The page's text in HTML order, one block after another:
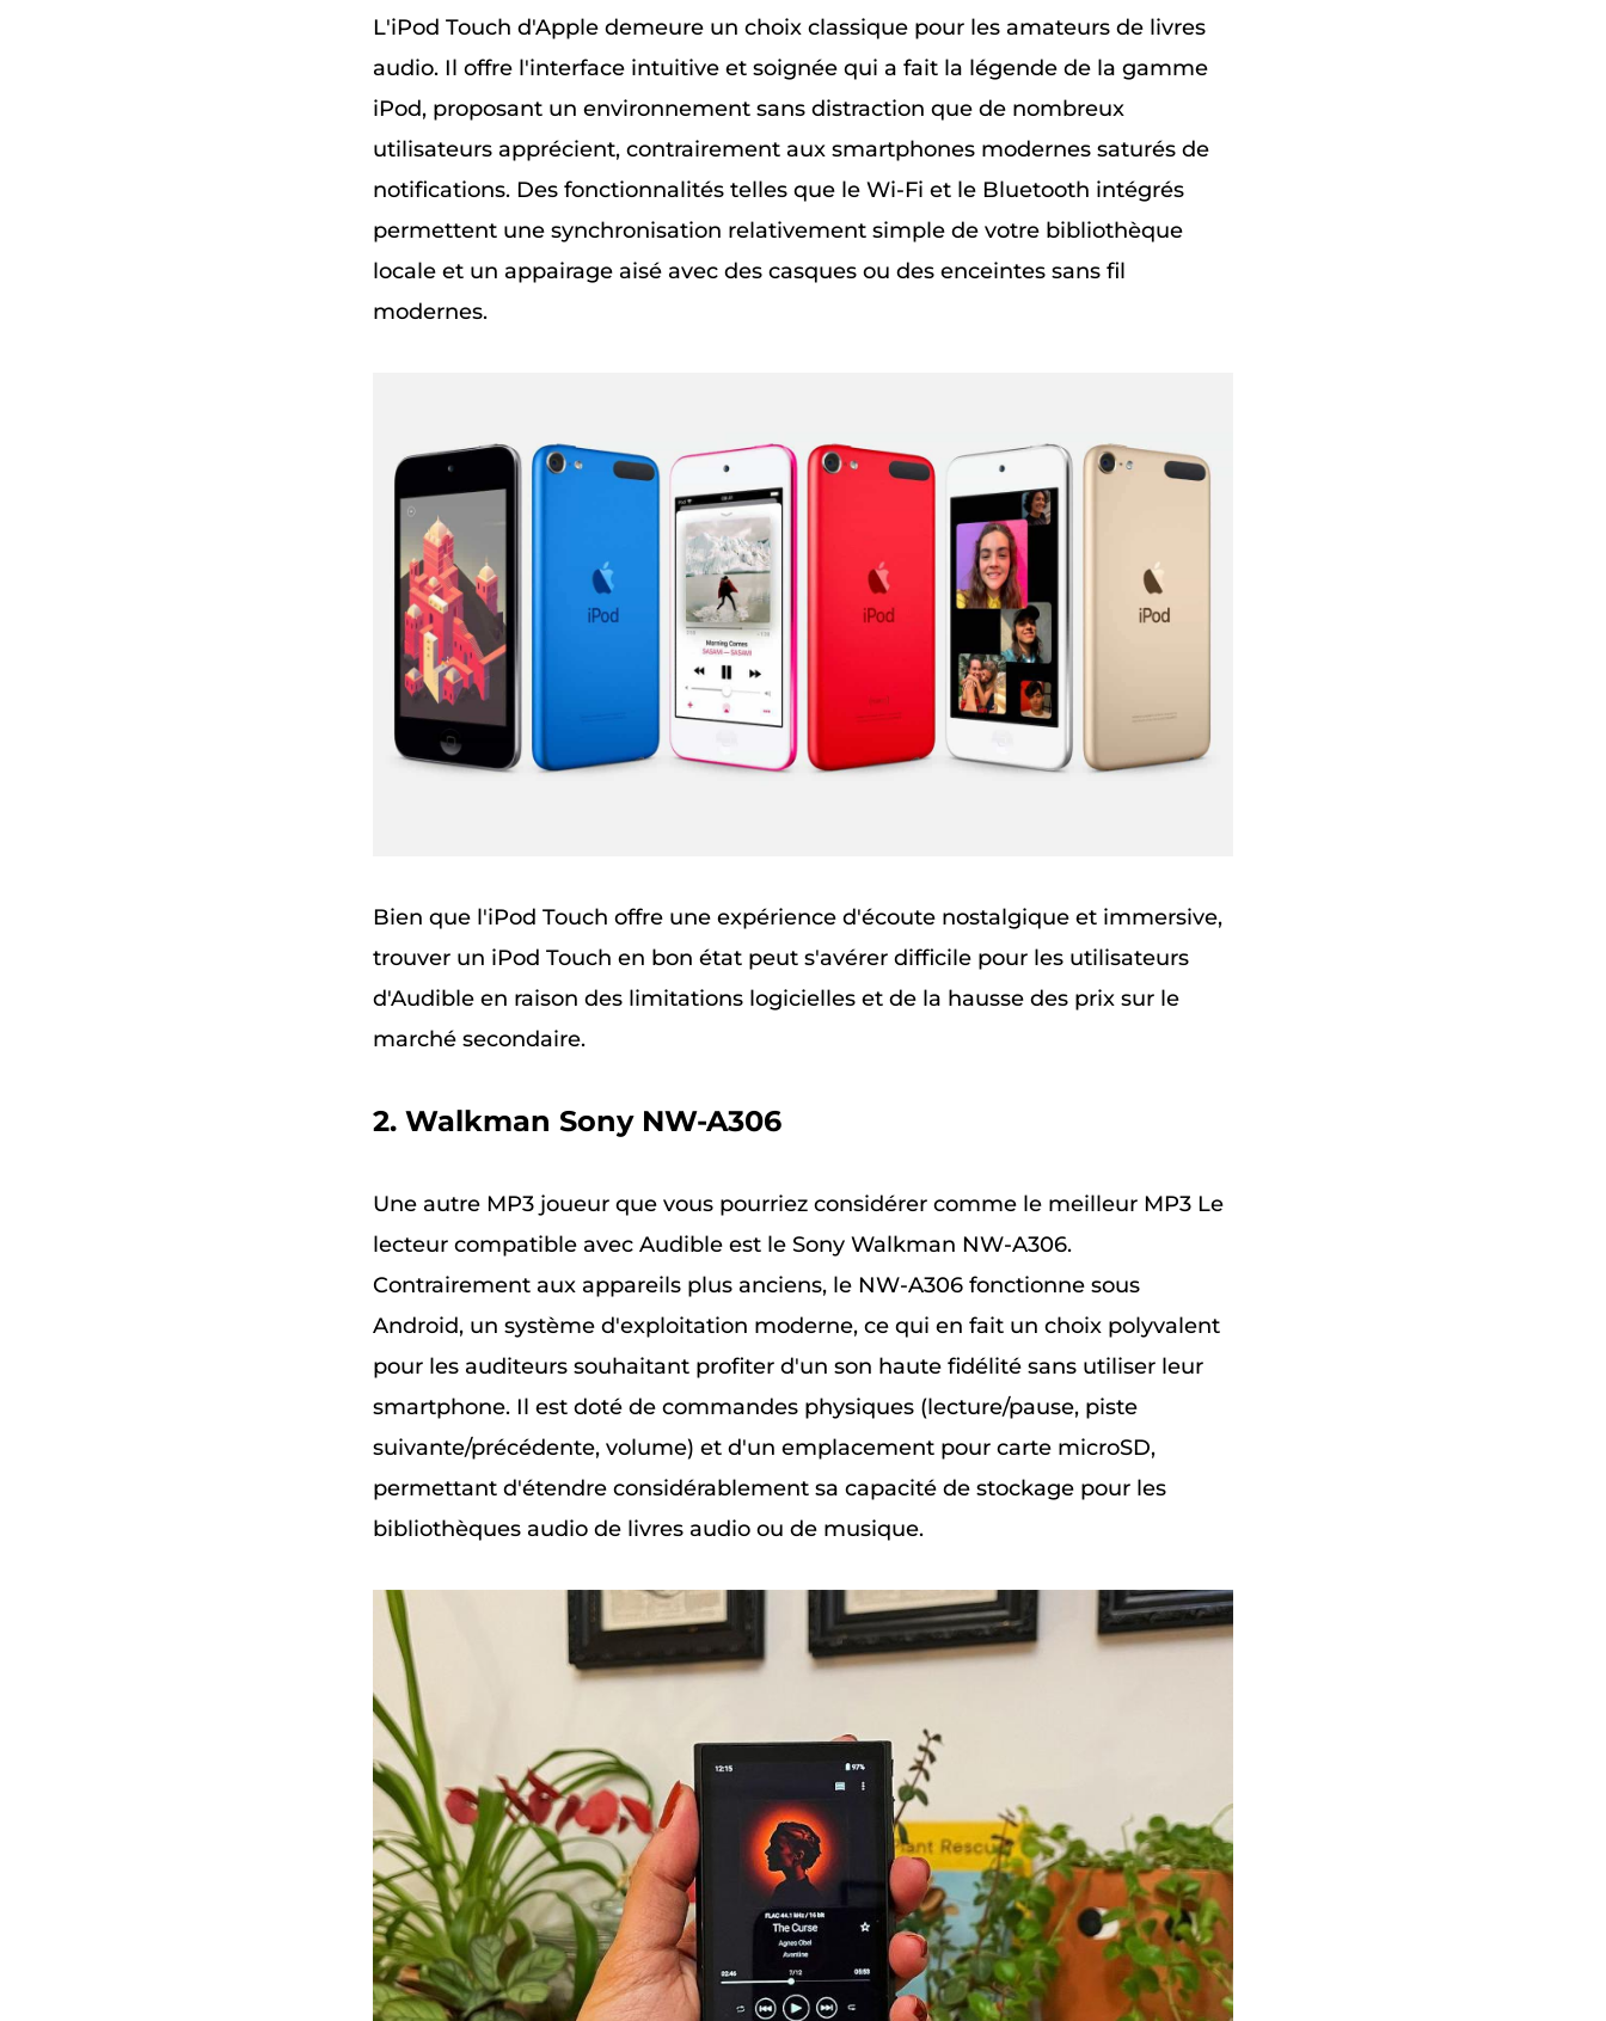
L'iPod Touch d'Apple demeure un choix classique pour les amateurs de livres
audio. Il offre l'interface intuitive et soignée qui a fait la légende de la gamme
iPod, proposant un environnement sans distraction que de nombreux
utilisateurs apprécient, contrairement aux smartphones modernes saturés de
notifications. Des fonctionnalités telles que le Wi-Fi et le Bluetooth intégrés
permettent une synchronisation relativement simple de votre bibliothèque
locale et un appairage aisé avec des casques ou des enceintes sans fil
modernes.
Bien que l'iPod Touch offre une expérience d'écoute nostalgique et immersive,
trouver un iPod Touch en bon état peut s'avérer difficile pour les utilisateurs
d'Audible en raison des limitations logicielles et de la hausse des prix sur le
marché secondaire.
2. Walkman Sony NW-A306
Une autre MP3 joueur que vous pourriez considérer comme le meilleur MP3 Le
lecteur compatible avec Audible est le Sony Walkman NW-A306.
Contrairement aux appareils plus anciens, le NW-A306 fonctionne sous
Android, un système d'exploitation moderne, ce qui en fait un choix polyvalent
pour les auditeurs souhaitant profiter d'un son haute fidélité sans utiliser leur
smartphone. Il est doté de commandes physiques (lecture/pause, piste
suivante/précédente, volume) et d'un emplacement pour carte microSD,
permettant d'étendre considérablement sa capacité de stockage pour les
bibliothèques audio de livres audio ou de musique.